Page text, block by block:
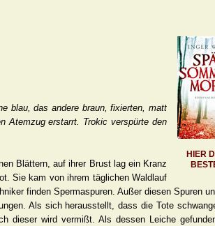
HIER
blau, das andere braun, fixierten, matt
Atemzug erstarrt. Trokic verspürte den
Blättern, auf ihrer Brust lag ein Kranz
Sie kam von ihrem täglichen Waldlauf
finden Spermaspuren. Außer diesen Spuren
Als sich herausstellt, dass die Tote
dieser wird vermißt. Als dessen Leiche